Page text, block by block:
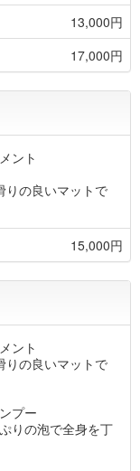
13,000円
17,000円
ト
りの良いマットで
15,000円
ト
りの良いマットで
ー
りの泡で全身を丁